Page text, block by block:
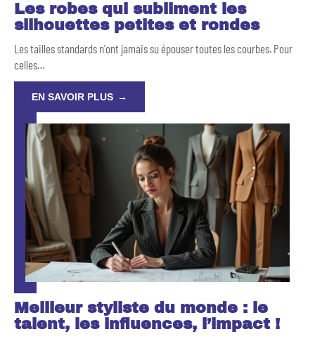
Les robes qui subliment les
silhouettes petites et rondes
Les tailles standards n'ont jamais su épouser toutes les courbes. Pour
celles…
EN SAVOIR PLUS
Meilleur styliste du monde : le
talent, les influences, l’impact !